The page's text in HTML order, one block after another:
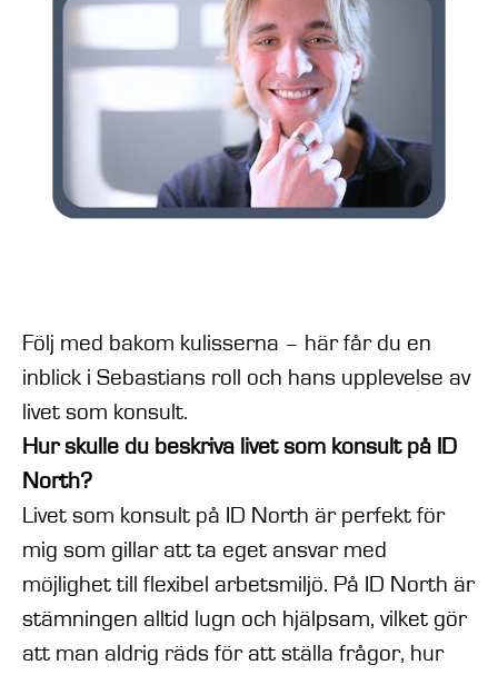
Följ med bakom kulisserna – här får du en
inblick i Sebastians roll och hans upplevelse av
livet som konsult.
Hur skulle du beskriva livet som konsult på ID
North?
Livet som konsult på ID North är perfekt för
mig som gillar att ta eget ansvar med
möjlighet till flexibel arbetsmiljö. På ID North är
stämningen alltid lugn och hjälpsam, vilket gör
att man aldrig räds för att ställa frågor, hur